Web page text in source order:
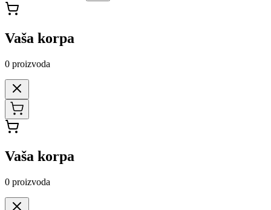
Vaša korpa
0 proizvoda
Vaša korpa
0 proizvoda